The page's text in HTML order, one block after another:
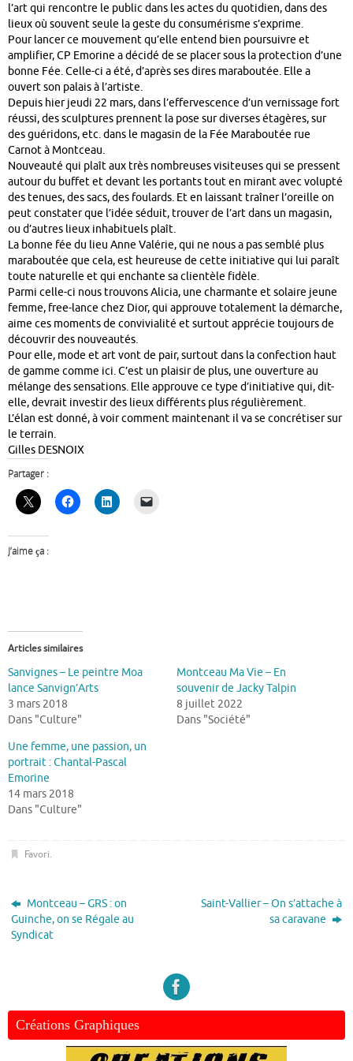
l’art qui rencontre le public dans les actes du quotidien, dans des
lieux où souvent seule la geste du consumérisme s’exprime.
Pour lancer ce mouvement qu’elle entend bien poursuivre et
amplifier, CP Emorine a décidé de se placer sous la protection d’une
bonne Fée. Celle-ci a été, d’après ses dires maraboutée. Elle a
ouvert son palais à l’artiste.
Depuis hier jeudi 22 mars, dans l’effervescence d’un vernissage fort
réussi, des sculptures prennent la pose sur diverses étagères, sur
des guéridons, etc. dans le magasin de la Fée Maraboutée rue
Carnot à Montceau.
Nouveauté qui plaît aux très nombreuses visiteuses qui se pressent
autour du buffet et devant les portants tout en mirant avec volupté
des tenues, des sacs, des foulards. Et en laissant traîner l’oreille on
peut constater que l’idée séduit, trouver de l’art dans un magasin,
ou d’autres lieux inhabituels plaît.
La bonne fée du lieu Anne Valérie, qui ne nous a pas semblé plus
maraboutée que cela, est heureuse de cette initiative qui lui paraît
toute naturelle et qui enchante sa clientèle fidèle.
Parmi celle-ci nous trouvons Alicia, une charmante et solaire jeune
femme, free-lance chez Dior, qui approuve totalement la démarche,
aime ces moments de convivialité et surtout apprécie toujours de
découvrir des nouveautés.
Pour elle, mode et art vont de pair, surtout dans la confection haut
de gamme comme ici. C’est un plaisir de plus, une ouverture au
mélange des sensations. Elle approuve ce type d’initiative qui, dit-
elle, devrait investir des lieux différents plus régulièrement.
L’élan est donné, à voir comment maintenant il va se concrétiser sur
le terrain.
Gilles DESNOIX
Partager :
J’aime ça :
Articles similaires
Sanvignes – Le peintre Moa
lance Sanvign’Arts
3 mars 2018
Dans "Culture"
Montceau Ma Vie – En
souvenir de Jacky Talpin
8 juillet 2022
Dans "Société"
Une femme, une passion, un
portrait : Chantal-Pascal
Emorine
14 mars 2018
Dans "Culture"
Favori.
Montceau – GRS : on
Guinche, on se Régale au
Syndicat
Saint-Vallier – On s’attache à
sa caravane
Créations Graphiques